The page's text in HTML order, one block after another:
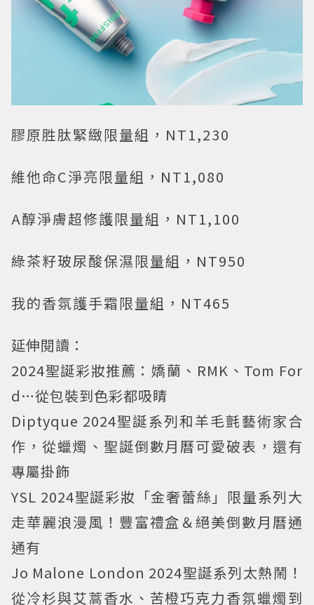
膠原胜肽緊緻限量組，NT1,230
維他命C淨亮限量組，NT1,080
A醇淨膚超修護限量組，NT1,100
綠茶籽玻尿酸保濕限量組，NT950
我的香氛護手霜限量組，NT465
延伸閱讀：
2024聖誕彩妝推薦：嬌蘭、RMK、Tom For
d…從包裝到色彩都吸睛
Diptyque 2024聖誕系列和羊毛氈藝術家合
作，從蠟燭、聖誕倒數月曆可愛破表，還有
專屬掛飾
YSL 2024聖誕彩妝「金奢蕾絲」限量系列大
走華麗浪漫風！豐富禮盒＆絕美倒數月曆通
通有
Jo Malone London 2024聖誕系列太熱鬧！
從冷杉與艾蒿香水、苦橙巧克力香氛蠟燭到